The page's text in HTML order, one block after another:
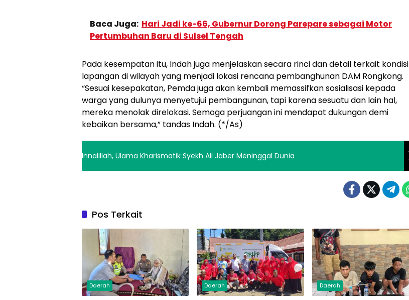
Baca Juga: Hari Jadi ke-66, Gubernur Dorong Parepare sebagai Motor
Pertumbuhan Baru di Sulsel Tengah
Pada kesempatan itu, Indah juga menjelaskan secara rinci dan detail terkait kondisi
lapangan di wilayah yang menjadi lokasi rencana pembanghunan DAM Rongkong.
“Sesuai kesepakatan, Pemda juga akan kembali memassifkan sosialisasi kepada
warga yang dulunya menyetujui pembangunan, tapi karena sesuatu dan lain hal,
mereka menolak direlokasi. Semoga perjuangan ini mendapat dukungan demi
kebaikan bersama,” tandas Indah. (*/As)
Innalillah, Ulama Kharismatik Syekh Ali Jaber Meninggal Dunia
Pos Terkait
Daerah Daerah Daerah